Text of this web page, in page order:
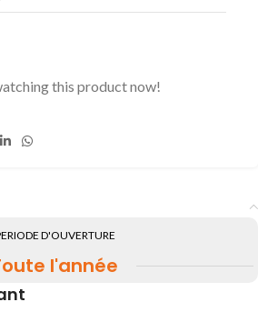
this product now!
D'OUVERTURE
l'année